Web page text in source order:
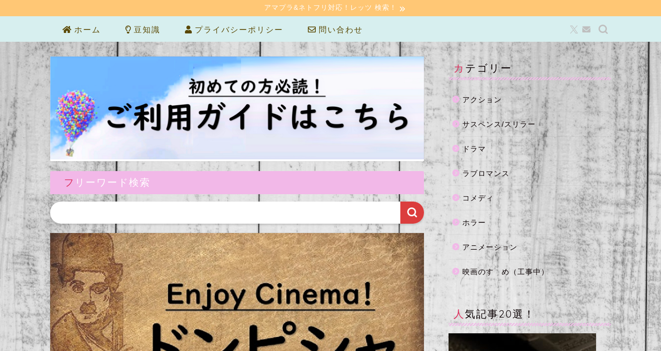
アマプラ&ネトフリ対応！レッツ 検索！
ホーム 豆知識 プライバシーポリシー 問い合わせ
フリーワード検索
カテゴリー
アクション
サスペンス/スリラー
ドラマ
ラブロマンス
コメディ
ホラー
アニメーション
映画のすゝめ（工事中）
人気記事20選！